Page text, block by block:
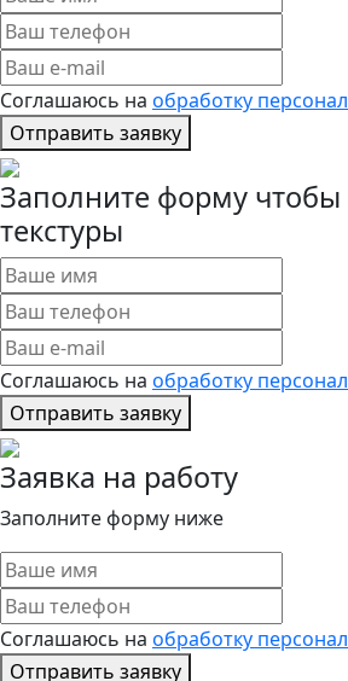
Соглашаюсь на обработку
Отправить заявку
Заполните форму чтобы
текстуры
Соглашаюсь на обработку
Отправить заявку
Заявка на работу
Заполните форму ниже
Соглашаюсь на обработку
Отправить заявку